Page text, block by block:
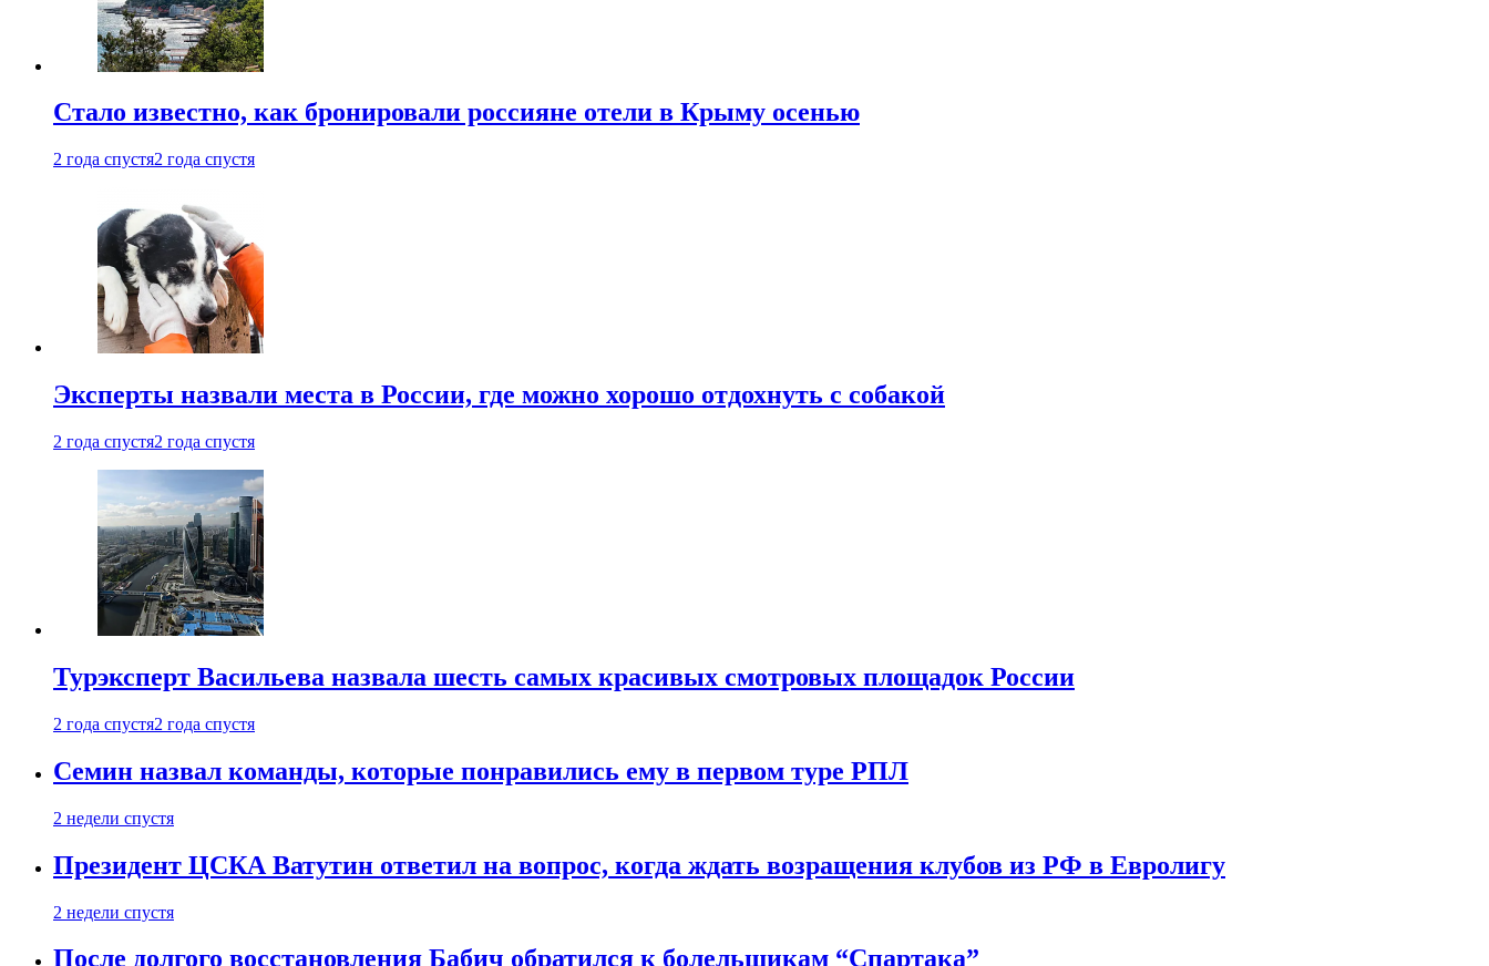
Стало известно, как бронировали россияне отели в Крыму осенью
2 года спустя2 года спустя
Эксперты назвали места в России, где можно хорошо отдохнуть с собакой
2 года спустя2 года спустя
Турэксперт Васильева назвала шесть самых красивых смотровых площадок России
2 года спустя2 года спустя
Семин назвал команды, которые понравились ему в первом туре РПЛ
2 недели спустя
Президент ЦСКА Ватутин ответил на вопрос, когда ждать возращения клубов из РФ в Евролигу
2 недели спустя
После долгого восстановления Бабич обратился к болельщикам “Спартака”